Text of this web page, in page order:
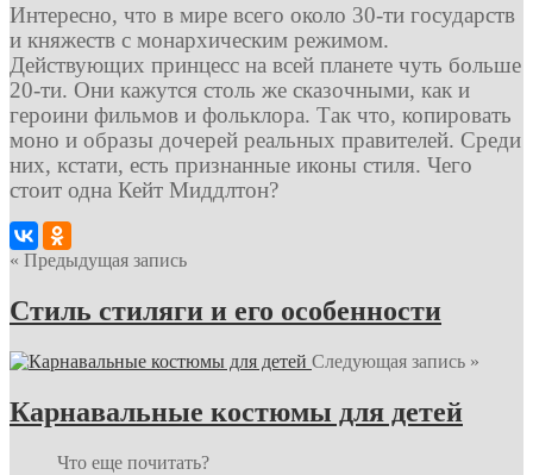
Интересно, что в мире всего около 30-ти государств
и княжеств с монархическим режимом.
Действующих принцесс на всей планете чуть больше
20-ти. Они кажутся столь же сказочными, как и
героини фильмов и фольклора. Так что, копировать
моно и образы дочерей реальных правителей. Среди
них, кстати, есть признанные иконы стиля. Чего
стоит одна Кейт Миддлтон?
« Предыдущая запись
Стиль стиляги и его особенности
Следующая запись »
Карнавальные костюмы для детей
Что еще почитать?